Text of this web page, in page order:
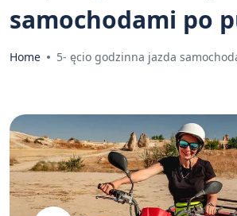
samochodami po
Home 5- ęcio godzinna jazda